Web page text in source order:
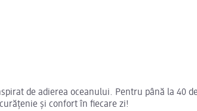
de adierea oceanului. Pentru până la 40
și confort în fiecare zi!